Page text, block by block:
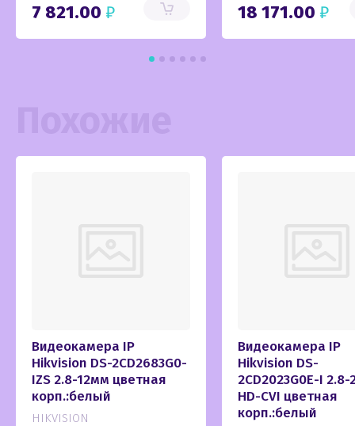
7 821.00 ₽ 18 171.00 ₽
Видеокамера IP
Hikvision DS-2CD2683G0-
IZS 2.8-12мм цветная
корп.:белый
HIKVISION
Видеокамера IP
Hikvision DS-
2CD2023G0E-I
HD-CVI цветная
корп.:белый